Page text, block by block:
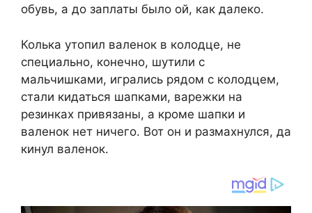
обувь, а до заплаты было ой, как далеко.
Колька утопил валенок в колодце, не
специально, конечно, шутили с
мальчишками, игрались рядом с колодцем,
стали кидаться шапками, варежки на
резинках привязаны, а кроме шапки и
валенок нет ничего. Вот он и размахнулся, да
кинул валенок.